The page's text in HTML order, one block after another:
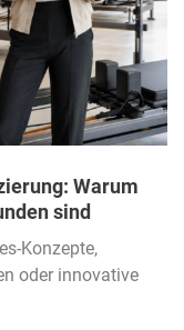
Warum
sind
Konzepte,
oder innovative